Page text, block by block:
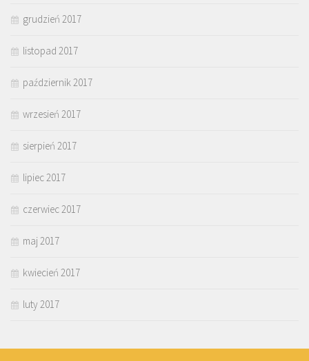
grudzień 2017
listopad 2017
październik 2017
wrzesień 2017
sierpień 2017
lipiec 2017
czerwiec 2017
maj 2017
kwiecień 2017
luty 2017